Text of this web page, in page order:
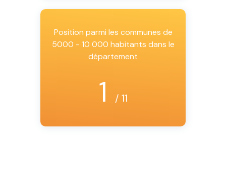
Position parmi les communes de
5000 - 10 000 habitants dans le
département
1 / 11